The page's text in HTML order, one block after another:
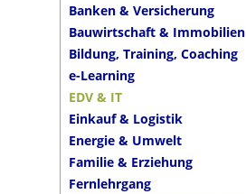
Banken & Versicherung
Bauwirtschaft & Immobilien
Bildung, Training, Coaching
e-Learning
EDV & IT
Einkauf & Logistik
Energie & Umwelt
Familie & Erziehung
Fernlehrgang